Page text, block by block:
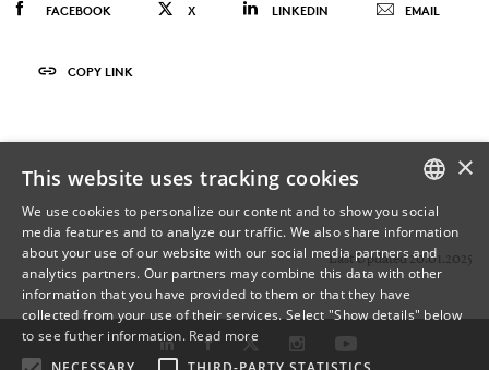
FACEBOOK X LINKEDIN EMAIL
COPY LINK
Last Updated 20.01.2025
DANISH
ENGLISH
×
This website uses tracking cookies
We use cookies to personalize our content and to show you social
media features and to analyze our traffic. We also share information
about your use of our website with our social media partners and
analytics partners. Our partners may combine this data with other
information that you have provided to them or that they have
collected from your use of their services. Select "Show details" below
to see futher information. Read more